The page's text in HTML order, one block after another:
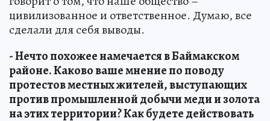
цивилизованное и ответственное. Думаю, все
сделали для себя выводы.
- Нечто похожее намечается в Баймакском
районе. Каково ваше мнение по поводу
протестов местных жителей, выступающих
против промышленной добычи меди и золота
на этих территории? Как будете действовать